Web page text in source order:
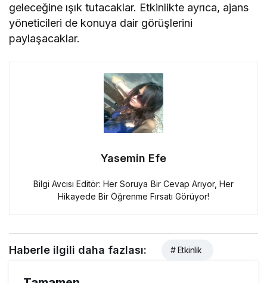
geleceğine ışık tutacaklar. Etkinlikte ayrıca, ajans
yöneticileri de konuya dair görüşlerini
paylaşacaklar.
Yasemin Efe
Bilgi Avcısı Editör: Her Soruya Bir Cevap Arıyor, Her
Hikayede Bir Öğrenme Fırsatı Görüyor!
Haberle ilgili daha fazlası: # Etkinlik